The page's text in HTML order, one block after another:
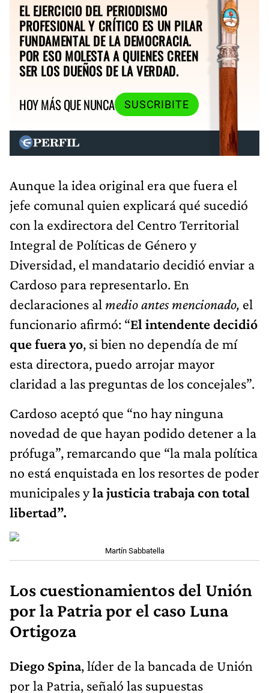
EL EJERCICIO DEL PERIODISMO
PROFESIONAL Y CRÍTICO ES UN PILAR
FUNDAMENTAL DE LA DEMOCRACIA.
POR ESO MOLESTA A QUIENES CREEN
SER LOS DUEÑOS DE LA VERDAD.
HOY MÁS QUE NUNCA
SUSCRIBITE
Aunque la idea original era que fuera el
jefe comunal quien explicará qué sucedió
con la exdirectora del Centro Territorial
Integral de Políticas de Género y
Diversidad, el mandatario decidió enviar a
Cardoso para representarlo. En
declaraciones al medio antes mencionado, el
funcionario afirmó: “El intendente decidió
que fuera yo, si bien no dependía de mí
esta directora, puedo arrojar mayor
claridad a las preguntas de los concejales”.
Cardoso aceptó que “no hay ninguna
novedad de que hayan podido detener a la
prófuga”, remarcando que “la mala política
no está enquistada en los resortes de poder
municipales yla justicia trabaja con total
libertad”.
Martín Sabbatella
Los cuestionamientos del Unión
por la Patria por el caso Luna
Ortigoza
Diego Spina, líder de la bancada de Unión
por la Patria, señaló las supuestas